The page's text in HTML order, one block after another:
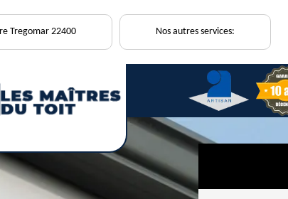
Tregomar 22400 Nos autres services: